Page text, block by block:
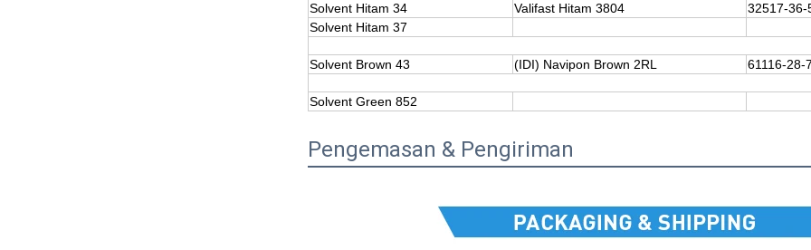
Solvent Hitam 34
Valifast Hitam 3804
32517-36-
Solvent Hitam 37
Solvent Brown 43 (IDI) Navipon Brown 2RL 61116-28-7
Solvent Green 852
Pengemasan & Pengiriman